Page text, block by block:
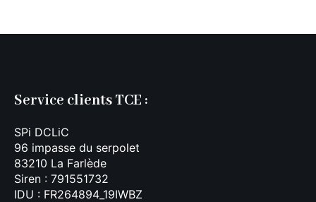
Service clients TCE :
SPi DCLiC
96 impasse du serpolet
83210 La Farlède
Siren : 791551732
IDU : FR264894_19IWBZ